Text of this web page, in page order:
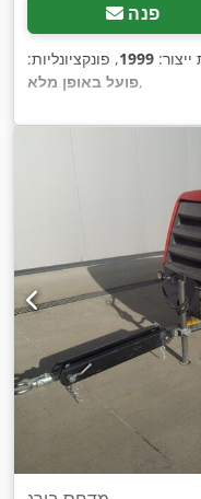
פנה
1999, פונקציונליות:
פועל באופן מלא,